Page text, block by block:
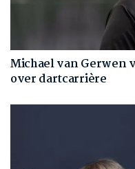
Michael van Gerwen
over dartcarrière